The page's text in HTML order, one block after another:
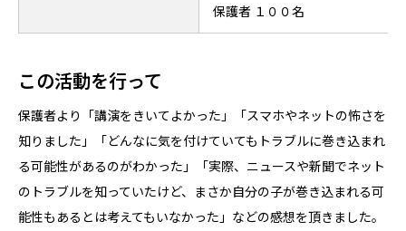
保護者 １００名
この活動を行って
保護者より「講演をきいてよかった」「スマホやネットの怖さを
知りました」「どんなに気を付けていてもトラブルに巻き込まれ
る可能性があるのがわかった」「実際、ニュースや新聞でネット
のトラブルを知っていたけど、まさか自分の子が巻き込まれる可
能性もあるとは考えてもいなかった」などの感想を頂きました。